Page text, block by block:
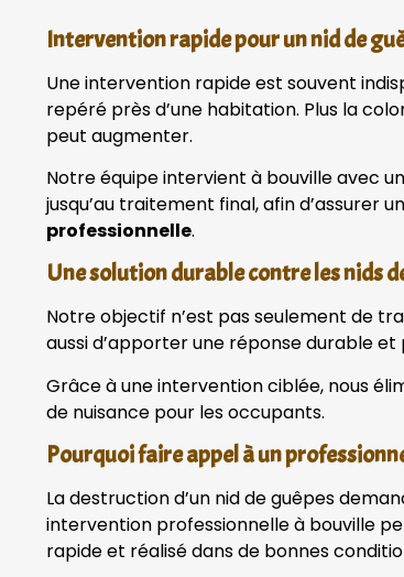
Intervention rapide pour un nid de
Une intervention rapide est souvent
repéré près d’une habitation. Plus la
peut augmenter.
Notre équipe intervient à bouville avec
jusqu’au traitement final, afin d’assurer
professionnelle.
Une solution durable contre les nids
Notre objectif n’est pas seulement de
aussi d’apporter une réponse durable et
Grâce à une intervention ciblée, nous
de nuisance pour les occupants.
Pourquoi faire appel à un
La destruction d’un nid de guêpes
intervention professionnelle à bouville
rapide et réalisé dans de bonnes